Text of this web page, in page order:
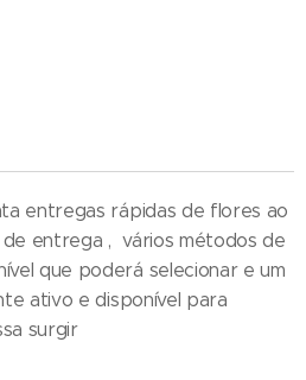
entregas rápidas de flores ao
entrega , vários métodos de
que poderá selecionar e um
ativo e disponível para
surgir